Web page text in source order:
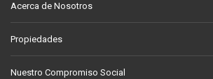
Acerca de Nosotros
Propiedades
Nuestro Compromiso Social